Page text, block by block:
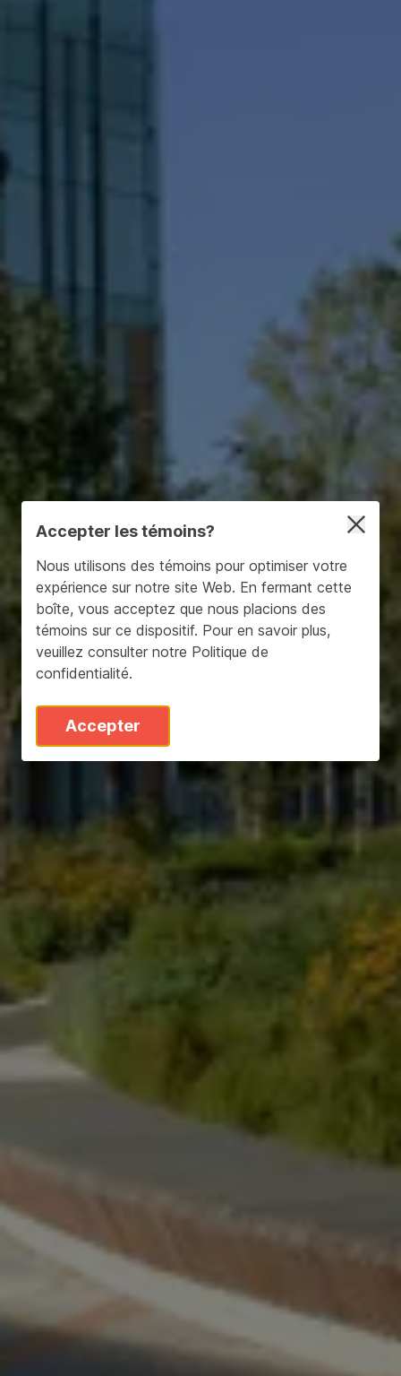
Accepter les témoins?
Nous utilisons des témoins pour optimiser votre
expérience sur notre site Web. En fermant cette
boîte, vous acceptez que nous placions des
témoins sur ce dispositif. Pour en savoir plus,
veuillez consulter notre Politique de
confidentialité.
Accepter